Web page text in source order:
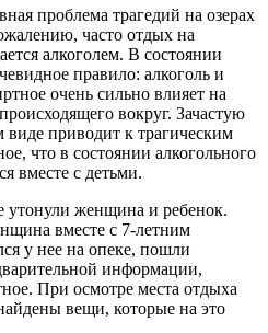
проблема трагедий на озерах
часто отдых на
алкоголем. В состоянии
правило: алкоголь и
очень сильно влияет на
вокруг. Зачастую
приводит к трагическим
что в состоянии алкогольного
вместе с детьми.
утонули женщина и ребенок.
вместе с 7-летним
у нее на опеке, пошли
информации,
При осмотре места отдыха
вещи, которые на это